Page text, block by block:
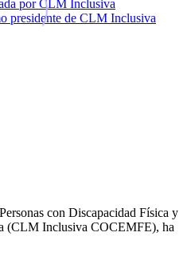
presidente de CLM Inclusiva
con Discapacidad Física y
(CLM Inclusiva COCEMFE), ha